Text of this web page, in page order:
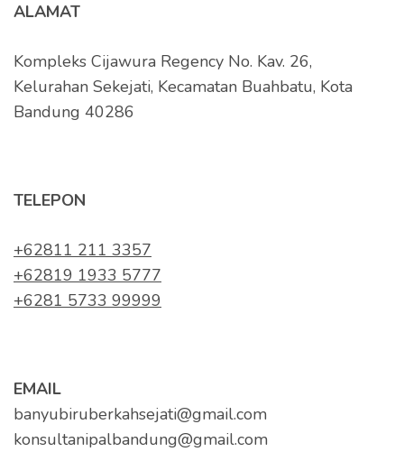
ALAMAT
Kompleks Cijawura Regency No. Kav. 26,
Kelurahan Sekejati, Kecamatan Buahbatu, Kota
Bandung 40286
TELEPON
+62811 211 3357
+62819 1933 5777
+6281 5733 99999
EMAIL
banyubiruberkahsejati@gmail.com
konsultanipalbandung@gmail.com